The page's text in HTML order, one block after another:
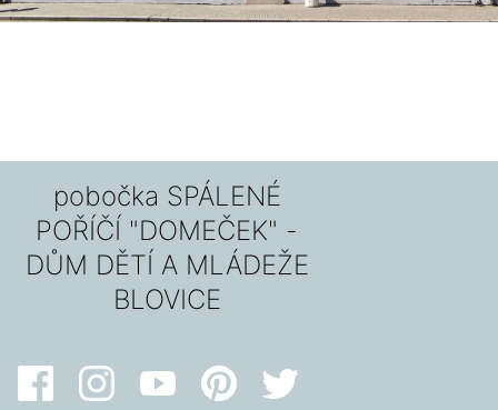
pobočka SPÁLENÉ
POŘÍČÍ "DOMEČEK" -
DŮM DĚTÍ A MLÁDEŽE
BLOVICE